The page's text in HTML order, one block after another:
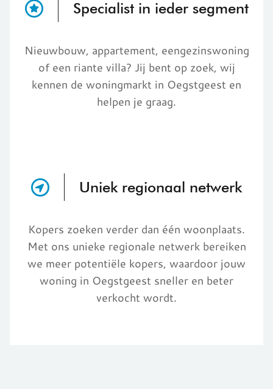
Specialist in ieder segment
Nieuwbouw, appartement, eengezinswoning
of een riante villa? Jij bent op zoek, wij
kennen de woningmarkt in Oegstgeest en
helpen je graag.
Uniek regionaal netwerk
Kopers zoeken verder dan één woonplaats.
Met ons unieke regionale netwerk bereiken
we meer potentiële kopers, waardoor jouw
woning in Oegstgeest sneller en beter
verkocht wordt.